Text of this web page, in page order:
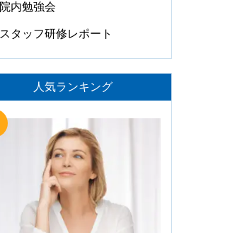
院内勉強会
スタッフ研修レポート
人気ランキング